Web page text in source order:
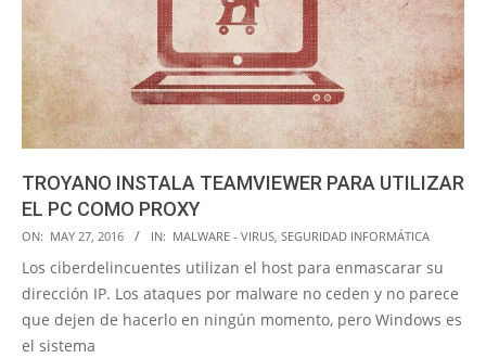
TROYANO INSTALA TEAMVIEWER PARA UTILIZAR
EL PC COMO PROXY
2016-
05-
27
ON: MAY 27, 2016 IN: MALWARE - VIRUS, SEGURIDAD INFORMÁTICA
Los ciberdelincuentes utilizan el host para enmascarar su
dirección IP. Los ataques por malware no ceden y no parece
que dejen de hacerlo en ningún momento, pero Windows es
el sistema